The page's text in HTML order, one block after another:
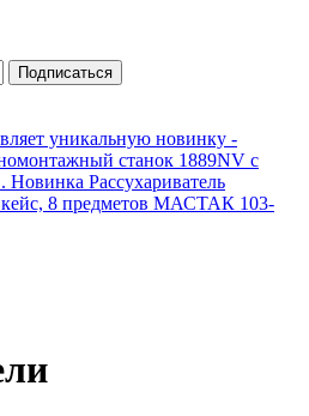
Подписаться
уникальную новинку -
станок 1889NV с
Новинка Рассухариватель
кейс, 8 предметов МАСТАК 103-